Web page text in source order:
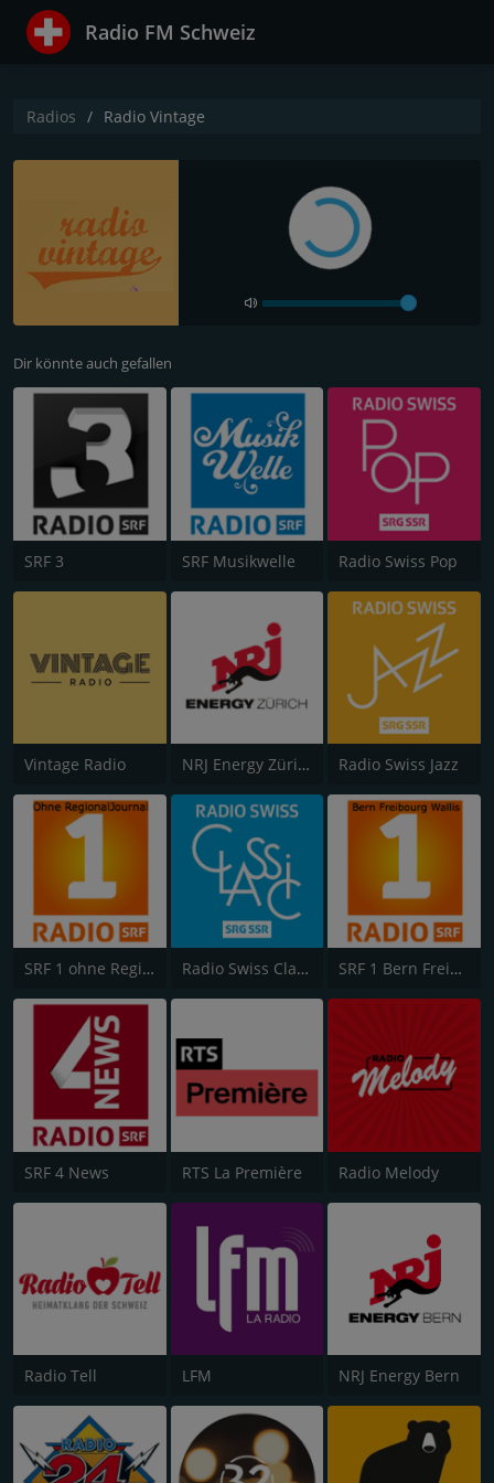
Radio FM Schweiz
Radios Radio Vintage
Dir könnte auch gefallen
SRF 3 SRF Musikwelle Radio Swiss Pop
Vintage Radio NRJ Energy Zürich Radio Swiss Jazz
SRF 1 ohne RegionalJournal Radio Swiss Classic SRF 1 Bern Freibourg Wallis
SRF 4 News RTS La Première Radio Melody
Radio Tell LFM NRJ Energy Bern